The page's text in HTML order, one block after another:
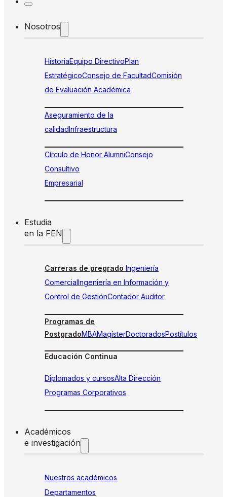
Nosotros
HistoriaEquipo DirectivoPlan
EstratégicoConsejo de FacultadComisión
de Evaluación Académica
Aseguramiento de la
calidadInfraestructura
Círculo de Honor AlumniConsejo
Consultivo
Empresarial
Estudia
en la FEN
Carreras de pregrado Ingeniería
ComercialIngeniería en Información y
Control de GestiónContador Auditor
Programas de
PostgradoMBAMagísterDoctoradosPostítulos
Educación Continua
Diplomados y cursosAlta Dirección
Programas Corporativos
Académicos
e investigación
Nuestros académicos
Departamentos